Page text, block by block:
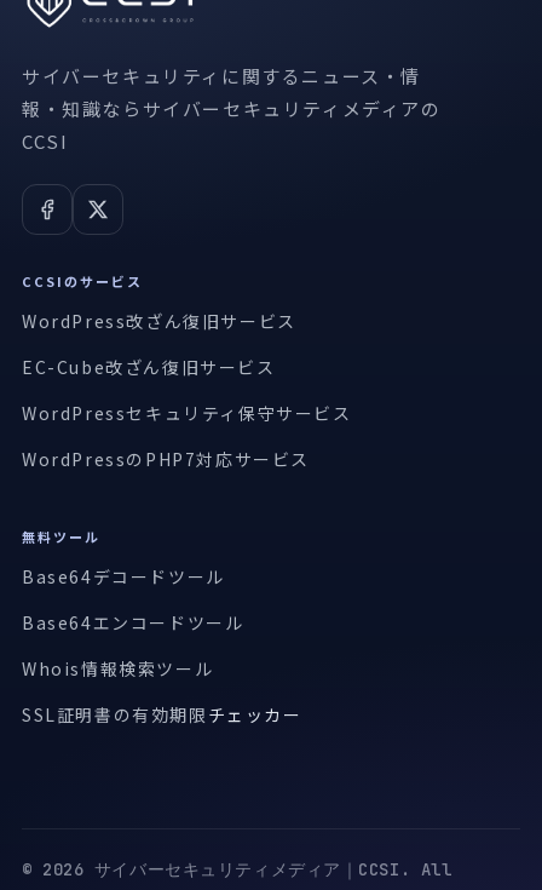
サイバーセキュリティに関するニュース・情
報・知識ならサイバーセキュリティメディアの
CCSI
CCSIのサービス
WordPress改ざん復旧サービス
EC-Cube改ざん復旧サービス
WordPressセキュリティ保守サービス
WordPressのPHP7対応サービス
無料ツール
Base64デコードツール
Base64エンコードツール
Whois情報検索ツール
SSL証明書の有効期限 チェッカー
© 2026 サイバーセキュリティメディア｜CCSI. All